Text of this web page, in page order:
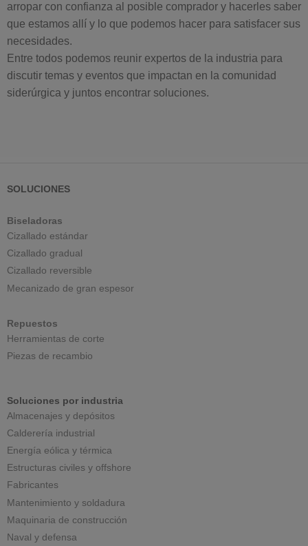
arropar con confianza al posible comprador y hacerles saber
que estamos allí y lo que podemos hacer para satisfacer sus
necesidades.
Entre todos podemos reunir expertos de la industria para
discutir temas y eventos que impactan en la comunidad
siderúrgica y juntos encontrar soluciones.
SOLUCIONES
Biseladoras
Cizallado estándar
Cizallado gradual
Cizallado reversible
Mecanizado de gran espesor
Repuestos
Herramientas de corte
Piezas de recambio
Soluciones por industria
Almacenajes y depósitos
Calderería industrial
Energía eólica y térmica
Estructuras civiles y offshore
Fabricantes
Mantenimiento y soldadura
Maquinaria de construcción
Naval y defensa